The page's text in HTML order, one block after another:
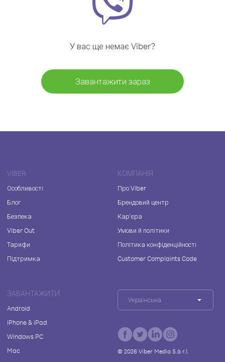
У вас ще немає Viber?
Завантажити зараз
VIBER
Особливості
Блог
Безпека
Viber Out
Тарифи
Підтримка
КОМПАНІЯ
Про Viber
Брендовий центр
Кар'єра
Умови й політики
Політика конфіденційності
Customer Complaints Code
ЗАВАНТАЖИТИ
Android
iPhone & iPad
Windows PC
Mac
Українська
© 2026Viber Media S.à r.l.